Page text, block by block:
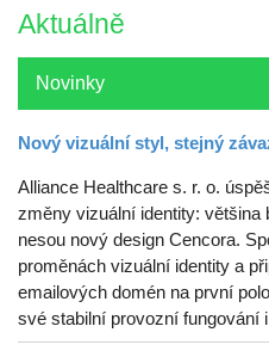
Aktuálně
Novinky
Nový vizuální styl, stejný
Alliance Healthcare s. r. o.
změny vizuální identity:
nesou nový design Cencora.
proměnách vizuální identity a
emailových domén na první
své stabilní provozní fungování